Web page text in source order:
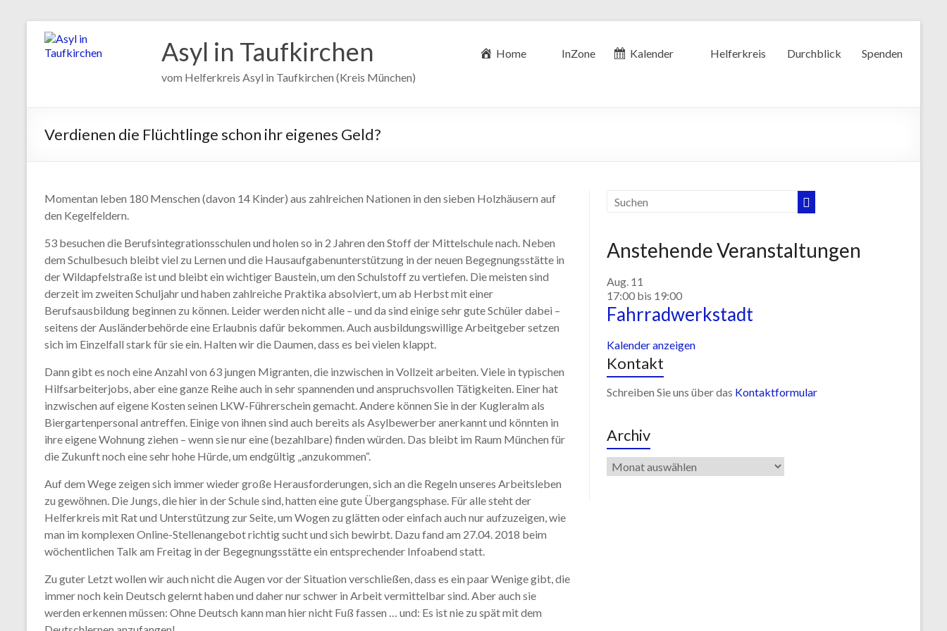
Asyl in Taufkirchen
vom Helferkreis Asyl in Taufkirchen (Kreis München)
Home InZone Kalender Helferkreis Durchblick Spenden
Verdienen die Flüchtlinge schon ihr eigenes Geld?
Momentan leben 180 Menschen (davon 14 Kinder) aus zahlreichen Nationen in den sieben Holzhäusern auf
den Kegelfeldern.
53 besuchen die Berufsintegrationsschulen und holen so in 2 Jahren den Stoff der Mittelschule nach. Neben
dem Schulbesuch bleibt viel zu Lernen und die Hausaufgabenunterstützung in der neuen Begegnungsstätte in
der Wildapfelstraße ist und bleibt ein wichtiger Baustein, um den Schulstoff zu vertiefen. Die meisten sind
derzeit im zweiten Schuljahr und haben zahlreiche Praktika absolviert, um ab Herbst mit einer
Berufsausbildung beginnen zu können. Leider werden nicht alle – und da sind einige sehr gute Schüler dabei –
seitens der Ausländerbehörde eine Erlaubnis dafür bekommen. Auch ausbildungswillige Arbeitgeber setzen
sich im Einzelfall stark für sie ein. Halten wir die Daumen, dass es bei vielen klappt.
Dann gibt es noch eine Anzahl von 63 jungen Migranten, die inzwischen in Vollzeit arbeiten. Viele in typischen
Hilfsarbeiterjobs, aber eine ganze Reihe auch in sehr spannenden und anspruchsvollen Tätigkeiten. Einer hat
inzwischen auf eigene Kosten seinen LKW-Führerschein gemacht. Andere können Sie in der Kugleralm als
Biergartenpersonal antreffen. Einige von ihnen sind auch bereits als Asylbewerber anerkannt und könnten in
ihre eigene Wohnung ziehen – wenn sie nur eine (bezahlbare) finden würden. Das bleibt im Raum München für
die Zukunft noch eine sehr hohe Hürde, um endgültig „anzukommen“.
Auf dem Wege zeigen sich immer wieder große Herausforderungen, sich an die Regeln unseres Arbeitsleben
zu gewöhnen. Die Jungs, die hier in der Schule sind, hatten eine gute Übergangsphase. Für alle steht der
Helferkreis mit Rat und Unterstützung zur Seite, um Wogen zu glätten oder einfach auch nur aufzuzeigen, wie
man im komplexen Online-Stellenangebot richtig sucht und sich bewirbt. Dazu fand am 27.04. 2018 beim
wöchentlichen Talk am Freitag in der Begegnungsstätte ein entsprechender Infoabend statt.
Zu guter Letzt wollen wir auch nicht die Augen vor der Situation verschließen, dass es ein paar Wenige gibt, die
immer noch kein Deutsch gelernt haben und daher nur schwer in Arbeit vermittelbar sind. Aber auch sie
werden erkennen müssen: Ohne Deutsch kann man hier nicht Fuß fassen … und: Es ist nie zu spät mit dem
Anstehende Veranstaltungen
Aug. 11
17:00 bis 19:00
Fahrradwerkstadt
Kalender anzeigen
Kontakt
Schreiben Sie uns über das Kontaktformular
Archiv